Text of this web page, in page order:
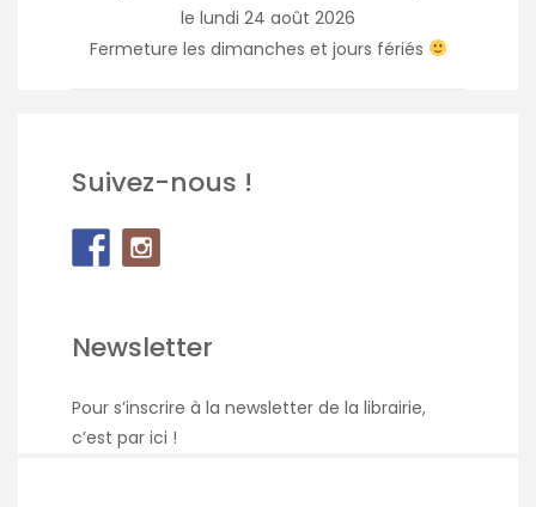
le lundi 24 août 2026
Fermeture les dimanches et jours fériés
Suivez-nous !
Newsletter
Pour s’inscrire à la newsletter de la librairie,
c’est par ici !